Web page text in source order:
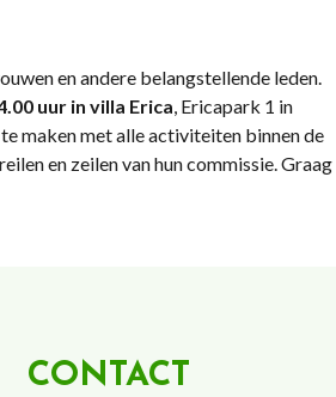
en andere belangstellende leden.
uur in villa Erica, Ericapark 1 in
maken met alle activiteiten binnen de
en zeilen van hun commissie. Graag
CONTACT